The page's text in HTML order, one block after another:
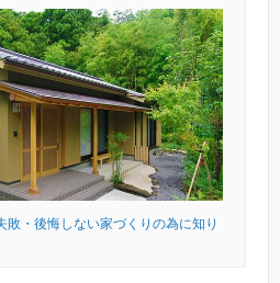
敗・後悔しない家づくりの為に知り